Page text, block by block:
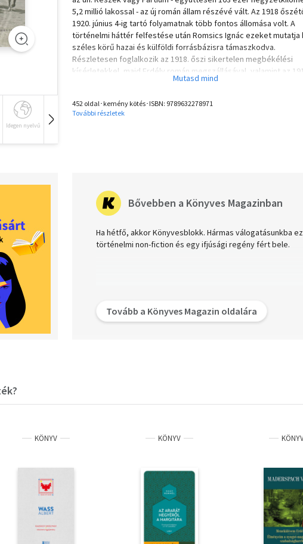
Idegen nyelvű Hangoskönyv
5,2 millió lakossal - az új román állam részévé vált. Az 1918
1920. június 4-ig tartó folyamatnak több fontos állomása volt. A
történelmi háttér felfestése után Romsics Ignác ezeket mutatja
széles körű hazai és külföldi forrásbázisra támaszkodva.
Részletesen foglalkozik az 1918. őszi sikertelen megbékélési
kísérletekkel, majd Erdély román megszállásával, valamint az
decemberi 1-jei gyulafehérvári román "nemzetgyűléssel" és
békeszerződés megalkotásának körülményeivel. A térképekkel
gazdagon illusztrált kötet zárófejezete a két világháború közötti
452 oldal･kemény kötés･ISBN: 9789632278971
További részletek
Bővebben a Könyves Magazinban
Ha hétfő, akkor Könyvesblokk. Hármas válogatásunkba
történelmi non-fiction és egy ifjúsági regény fért bele.
Tovább a Könyves Magazin oldalára
KÖNYV KÖNYV